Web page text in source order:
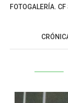
FOTOGALERÍA.